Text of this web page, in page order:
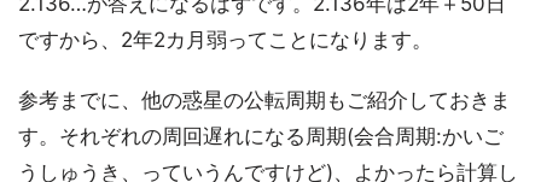
ですから、2年2カ月弱ってことになります。
参考までに、他の惑星の公転周期もご紹介しておきま
す。それぞれの周回遅れになる周期(会合周期:かいご
うしゅうき、っていうんですけど)、よかったら計算し